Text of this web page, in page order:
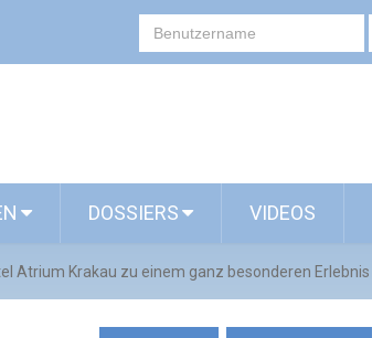
DOSSIERS VIDEOS
Atrium Krakau zu einem ganz besonderen Erlebnis